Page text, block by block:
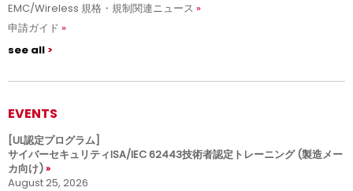
EMC/Wireless 規格・規制関連ニュース
申請ガイド
see all
EVENTS
[UL認定プログラム]
サイバーセキュリティISA/IEC 62443技術者認定トレーニング (製造メー
カ向け)
August 25, 2026